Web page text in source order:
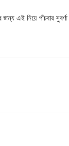
জন্য এই নিয়ে পাঁচবার